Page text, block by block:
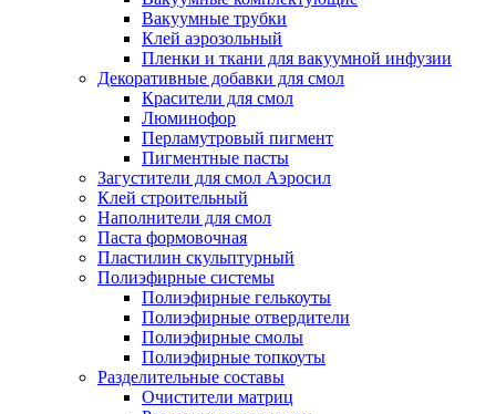
Вакуумные трубки
Клей аэрозольный
Пленки и ткани для вакуумной инфузии
Декоративные добавки для смол
Красители для смол
Люминофор
Перламутровый пигмент
Пигментные пасты
Загустители для смол Аэросил
Клей строительный
Наполнители для смол
Паста формовочная
Пластилин скульптурный
Полиэфирные системы
Полиэфирные гелькоуты
Полиэфирные отвердители
Полиэфирные смолы
Полиэфирные топкоуты
Разделительные составы
Очистители матриц